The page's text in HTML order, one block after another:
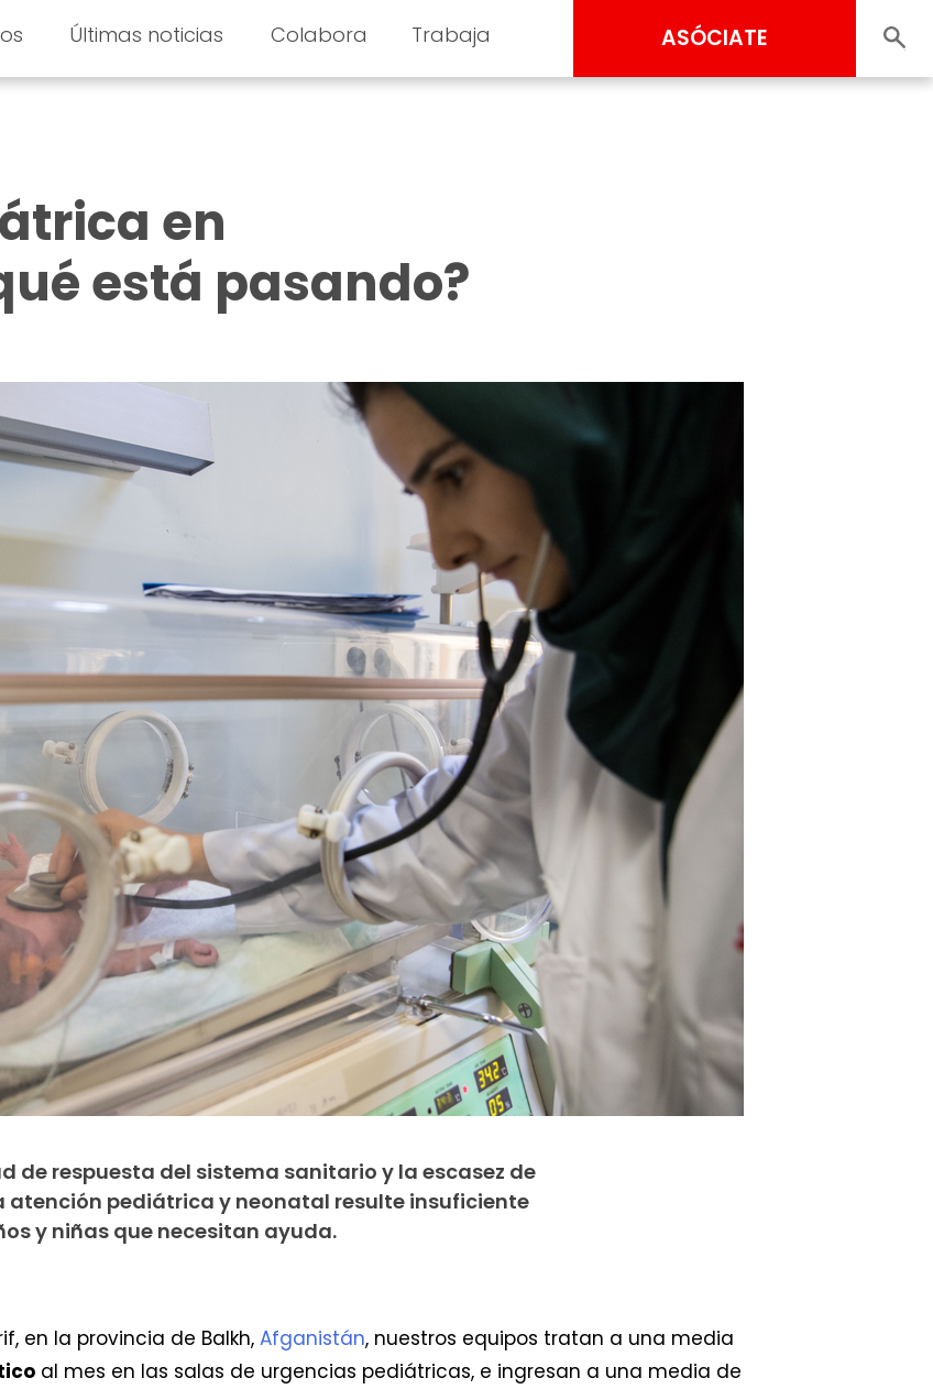
Últimas noticias Colabora Trabaja ASÓCIATE
en
está pasando?
de respuesta del sistema sanitario y la escasez de
atención pediátrica y neonatal resulte insuficiente
y niñas que necesitan ayuda.
en la provincia de Balkh, Afganistán, nuestros equipos tratan a una media
al mes en las salas de urgencias pediátricas, e ingresan a una media de